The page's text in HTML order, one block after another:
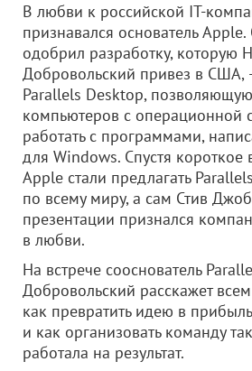
В любви к российской IT-
признавался основатель
одобрил разработку, которую
Добровольский привез в США,
Parallels Desktop,
компьютеров с операционной
работать с программами,
для Windows. Спустя
Apple стали предлагать
по всему миру, а сам Стив
презентации признался
в любви.
На встрече сооснователь
Добровольский расскажет
как превратить идею в
и как организовать команду
работала на результат.